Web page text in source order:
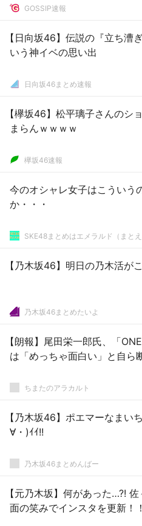
GOSSIP速報
【日向坂46】伝説の『立ち漕
いう神イベの思い出
日向坂46まとめ速報
【欅坂46】松平璃子さんのシ
まらんｗｗｗｗ
欅坂46速報
今のオシャレ女子はこういう
か・・・
SKE48まとめはエメラルド（まとえ
【乃木坂46】明日の乃木活が
乃木坂46まとめたいよ
【朗報】尾田栄一郎氏、「
は「めっちゃ面白い」と自ら
ちまたのアラカルト
【乃木坂46】ポエマーなまい
∀・)ｲｲ!!
乃木坂46まとめんばー
【元乃木坂】何があった…?!
面の笑みでインスタを更新！